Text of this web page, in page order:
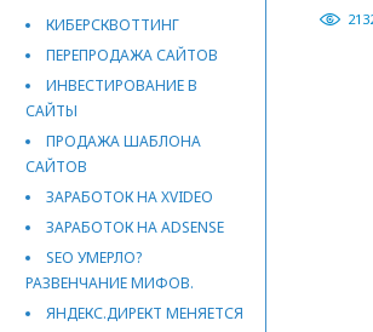
КИБЕРСКВОТТИНГ
ПЕРЕПРОДАЖА САЙТОВ
ИНВЕСТИРОВАНИЕ В
САЙТЫ
ПРОДАЖА ШАБЛОНА
САЙТОВ
ЗАРАБОТОК НА XVIDEO
ЗАРАБОТОК НА ADSENSE
SEO УМЕРЛО?
РАЗВЕНЧАНИЕ МИФОВ.
ЯНДЕКС.ДИРЕКТ МЕНЯЕТСЯ